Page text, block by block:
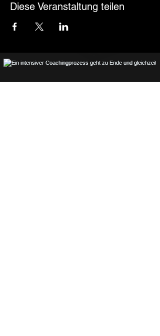
Diese Veranstaltung teilen